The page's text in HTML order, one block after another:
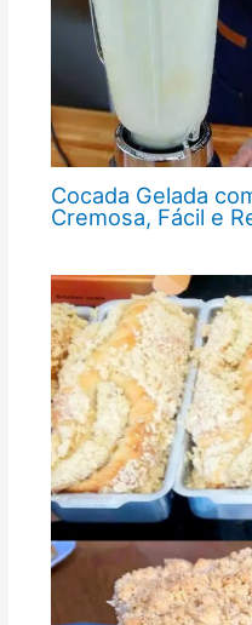
Cocada Gelada
Cremosa, Fácil e